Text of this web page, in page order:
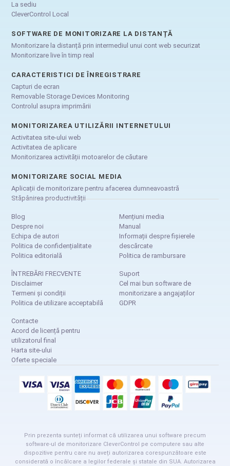
La sediu
CleverControl Local
SOFTWARE DE MONITORIZARE LA DISTANȚĂ
Monitorizare la distanță prin intermediul unui cont web securizat
Monitorizare live în timp real
CARACTERISTICI DE ÎNREGISTRARE
Capturi de ecran
Removable Storage Devices Monitoring
Controlul asupra imprimării
MONITORIZAREA UTILIZĂRII INTERNETULUI
Activitatea site-ului web
Activitatea de aplicare
Monitorizarea activității motoarelor de căutare
MONITORIZARE SOCIAL MEDIA
Aplicații de monitorizare pentru afacerea dumneavoastră
Stăpânirea productivității
Blog
Despre noi
Echipa de autori
Politica de confidențialitate
Politica editorială
Mențiuni media
Manual
Informații despre fișierele
descărcate
Politica de rambursare
ÎNTREBĂRI FRECVENTE
Disclaimer
Termeni și condiții
Politica de utilizare acceptabilă
Suport
Cel mai bun software de
monitorizare a angajaților
GDPR
Contacte
Acord de licență pentru
utilizatorul final
Harta site-ului
Oferte speciale
Prin prezenta sunteți informat că utilizarea unui software precum
software-ul de monitorizare CleverControl pe computere sau alte
dispozitive pentru care nu aveți autorizarea corespunzătoare este
considerată o încălcare a legilor federale și statale din SUA. Autorizarea